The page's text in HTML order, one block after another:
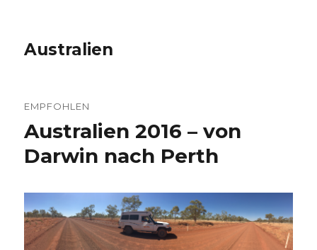
Australien
EMPFOHLEN
Australien 2016 – von
Darwin nach Perth